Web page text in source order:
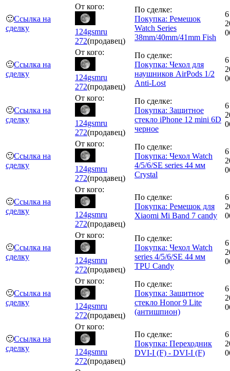
🙂Ссылка на
сделку
От кого:
124gsmru
272(продавец)
По сделке:
Покупка: Ремешок
Watch Series
38mm/40mm/41mm Fish
🙂Ссылка на
сделку
От кого:
124gsmru
272(продавец)
По сделке:
Покупка: Чехол для
наушников AirPods 1/2
Anti-Lost
🙂Ссылка на
сделку
От кого:
124gsmru
272(продавец)
По сделке:
Покупка: Защитное
стекло iPhone 12 mini 6D
черное
🙂Ссылка на
сделку
От кого:
124gsmru
272(продавец)
По сделке:
Покупка: Чехол Watch
4/5/6/SE series 44 мм
Crystal
🙂Ссылка на
сделку
От кого:
124gsmru
272(продавец)
По сделке:
Покупка: Ремешок для
Xiaomi Mi Band 7 candy
🙂Ссылка на
сделку
От кого:
124gsmru
272(продавец)
По сделке:
Покупка: Чехол Watch
series 4/5/6/SE 44 мм
TPU Candy
🙂Ссылка на
сделку
От кого:
124gsmru
272(продавец)
По сделке:
Покупка: Защитное
стекло Honor 9 Lite
(антишпион)
🙂Ссылка на
сделку
От кого:
124gsmru
272(продавец)
По сделке:
Покупка: Переходник
DVI-I (F) - DVI-I (F)